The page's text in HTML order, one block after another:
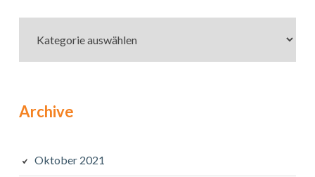
Archive
Oktober 2021